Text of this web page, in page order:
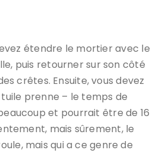
étendre le mortier avec le
puis retourner sur son côté
crêtes. Ensuite, vous devez
prenne – le temps de
et pourrait être de 16
mais sûrement, le
mais qui a ce genre de